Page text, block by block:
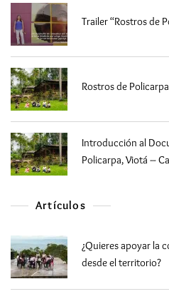
Trailer “Rostros de
Rostros de
Introducción al
Policarpa, Viotá –
Artículos
¿Quieres apoyar la
desde el territorio?